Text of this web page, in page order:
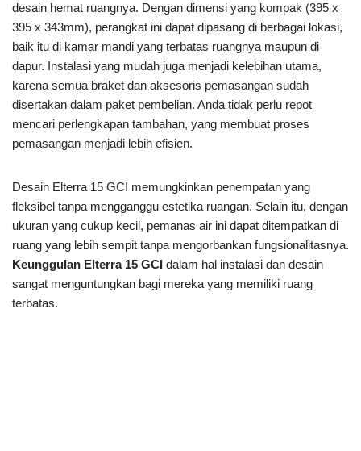
desain hemat ruangnya. Dengan dimensi yang kompak (395 x
395 x 343mm), perangkat ini dapat dipasang di berbagai lokasi,
baik itu di kamar mandi yang terbatas ruangnya maupun di
dapur. Instalasi yang mudah juga menjadi kelebihan utama,
karena semua braket dan aksesoris pemasangan sudah
disertakan dalam paket pembelian. Anda tidak perlu repot
mencari perlengkapan tambahan, yang membuat proses
pemasangan menjadi lebih efisien.
Desain Elterra 15 GCI memungkinkan penempatan yang
fleksibel tanpa mengganggu estetika ruangan. Selain itu, dengan
ukuran yang cukup kecil, pemanas air ini dapat ditempatkan di
ruang yang lebih sempit tanpa mengorbankan fungsionalitasnya.
Keunggulan Elterra 15 GCI dalam hal instalasi dan desain
sangat menguntungkan bagi mereka yang memiliki ruang
terbatas.